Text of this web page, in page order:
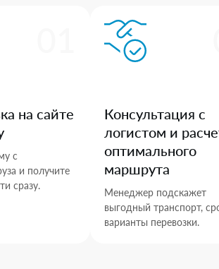
на сайте
с
и получите
сразу.
Консультация с
логистом и
оптимального
маршрута
Менеджер подскажет
выгодный транспорт,
варианты перевозки.